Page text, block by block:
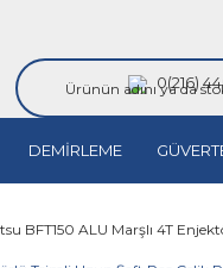
0(216)
DEMİRLEME
BFT150 ALU Marşlı 4T